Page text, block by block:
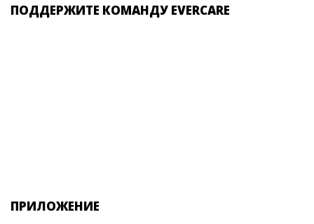
ПОДДЕРЖИТЕ КОМАНДУ EVERCARE
ПРИЛОЖЕНИЕ